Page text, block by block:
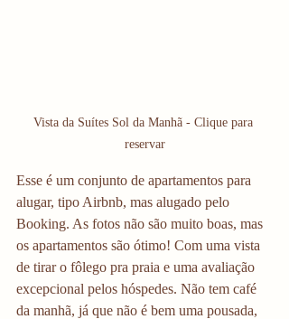
Vista da Suítes Sol da Manhã - Clique para
reservar
Esse é um conjunto de apartamentos para
alugar, tipo Airbnb, mas alugado pelo
Booking. As fotos não são muito boas, mas
os apartamentos são ótimo! Com uma vista
de tirar o fôlego pra praia e uma avaliação
excepcional pelos hóspedes. Não tem café
da manhã, já que não é bem uma pousada,